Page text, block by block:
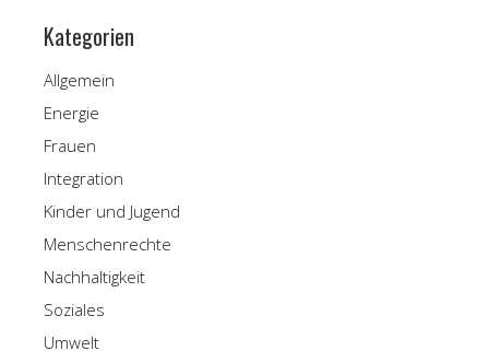
Kategorien
Allgemein
Energie
Frauen
Integration
Kinder und Jugend
Menschenrechte
Nachhaltigkeit
Soziales
Umwelt